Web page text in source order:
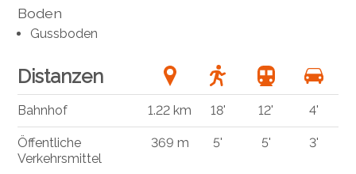
Boden
Gussboden
Distanzen
Bahnhof 1.22 km 18' 12' 4'
Öffentliche
Verkehrsmittel
369 m 5' 5' 3'